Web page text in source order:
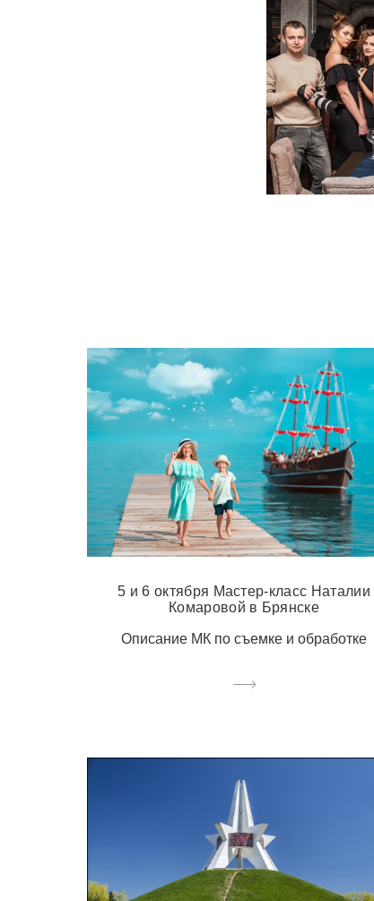
5 и 6 октября Мастер-класс Наталии
Комаровой в Брянске
Описание МК по съемке и обработке